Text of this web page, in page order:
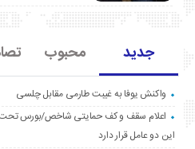
جدید محبوب
واکنش یوفا به غیبت طارمی مقابل چلسی
اعلام سقف و کف حمایتی شاخص/بورس
این دو عامل قرار دارد